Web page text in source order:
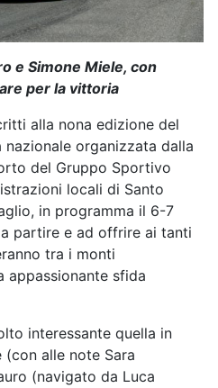
e Simone Miele, con
per la vittoria
alla nona edizione del
nazionale organizzata dalla
del Gruppo Sportivo
locali di Santo
in programma il 6-7
partire e ad offrire ai tanti
tra i monti
appassionante sfida
interessante quella in
alle note Sara
(navigato da Luca